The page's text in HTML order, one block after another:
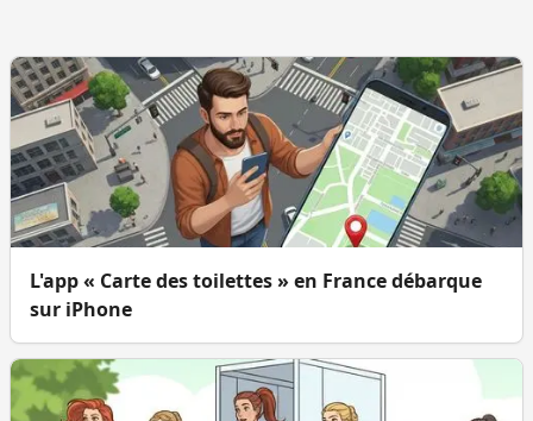
L'app « Carte des toilettes » en France débarque
sur iPhone